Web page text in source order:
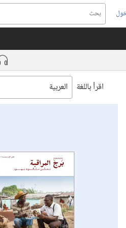
اقرأ باللغة